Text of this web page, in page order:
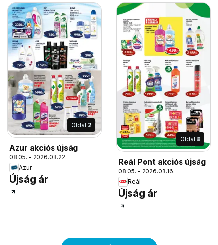
Oldal 2
Azur akciós újság
08.05. - 2026.08.22.
Azur
Újság ár
Oldal 8
Reál Pont akciós újság
08.05. - 2026.08.16.
Reál
Újság ár